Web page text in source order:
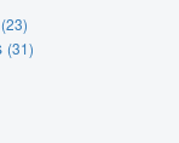
(23)
(31)